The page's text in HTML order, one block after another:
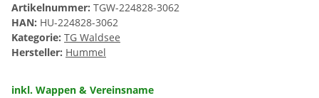
Artikelnummer: TGW-224828-3062
HAN: HU-224828-3062
Kategorie: TG Waldsee
Hersteller: Hummel
inkl. Wappen & Vereinsname